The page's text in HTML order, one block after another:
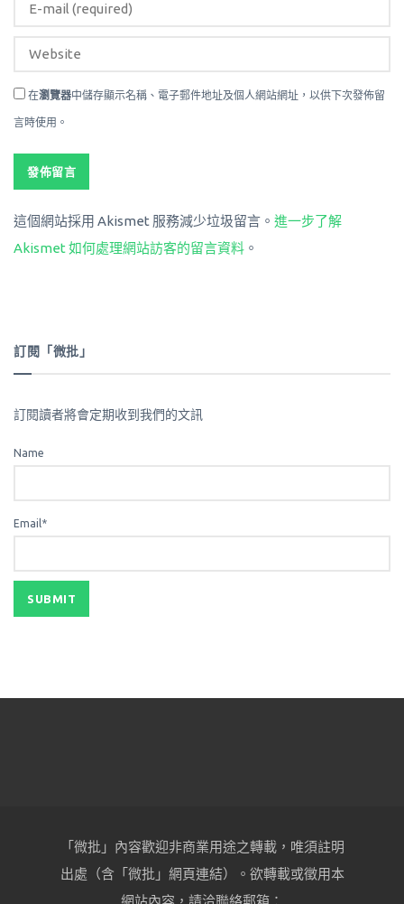
在瀏覽器中儲存顯示名稱、電子郵件地址及個人網站網址，以供下次發佈留
言時使用。
這個網站採用 Akismet 服務減少垃圾留言。 進一步了解
Akismet 如何處理網站訪客的留言資料 。
訂閱「微批」
訂閱讀者將會定期收到我們的文訊
Name
Email*
「微批」內容歡迎非商業用途之轉載，唯須註明
出處（含「微批」網頁連結）。欲轉載或徵用本
網站內容，請洽聯絡郵箱：